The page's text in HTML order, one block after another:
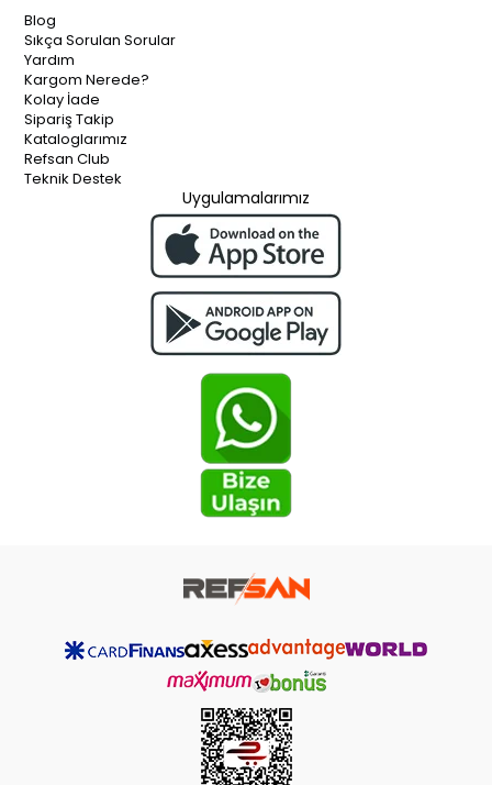
Blog
Sıkça Sorulan Sorular
Yardım
Kargom Nerede?
Kolay İade
Sipariş Takip
Kataloglarımız
Refsan Club
Teknik Destek
Uygulamalarımız